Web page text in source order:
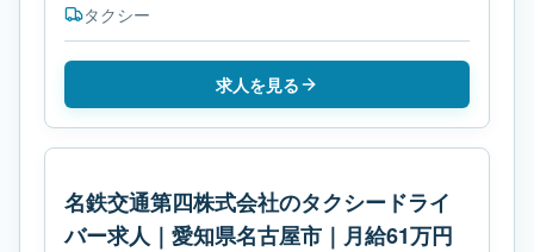
タクシー
求人を見る
名鉄交通第四株式会社のタクシードライ
バー求人｜愛知県名古屋市｜月給61万円